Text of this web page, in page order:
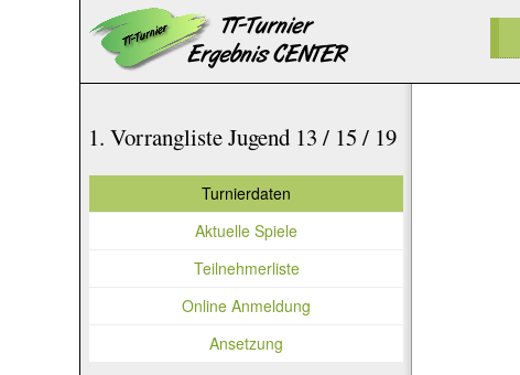
1. Vorrangliste Jugend 13 / 15 / 19
Turnierdaten
Aktuelle Spiele
Teilnehmerliste
Online Anmeldung
Ansetzung